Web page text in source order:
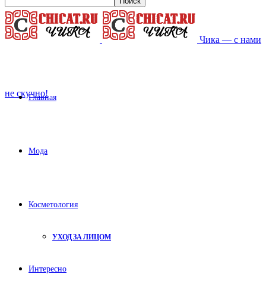
Чика — с нами
не скучно!
Главная
Мода
Косметология
УХОД ЗА ЛИЦОМ
Интересно